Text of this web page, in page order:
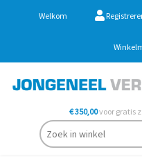
Welkom
€ 350,00voor gratis